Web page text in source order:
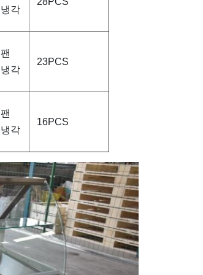
냉각
팬
냉각
23PCS
팬
냉각
16PCS